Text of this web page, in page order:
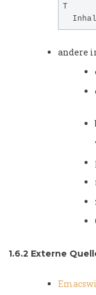
T
andere
1.6.2 Externe